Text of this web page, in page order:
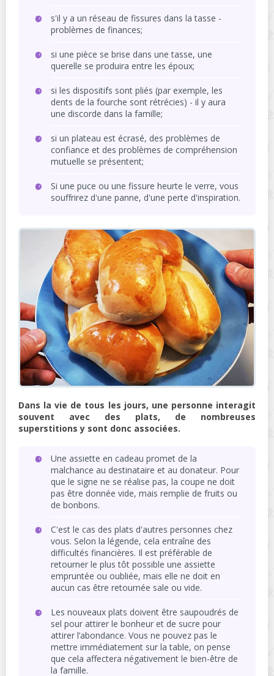
s'il y a un réseau de fissures dans la tasse -
problèmes de finances;
si une pièce se brise dans une tasse, une
querelle se produira entre les époux;
si les dispositifs sont pliés (par exemple, les
dents de la fourche sont rétrécies) - il y aura
une discorde dans la famille;
si un plateau est écrasé, des problèmes de
confiance et des problèmes de compréhension
mutuelle se présentent;
Si une puce ou une fissure heurte le verre, vous
souffrirez d'une panne, d'une perte d'inspiration.
Dans la vie de tous les jours, une personne interagit
souvent avec des plats, de nombreuses
superstitions y sont donc associées.
Une assiette en cadeau promet de la
malchance au destinataire et au donateur. Pour
que le signe ne se réalise pas, la coupe ne doit
pas être donnée vide, mais remplie de fruits ou
de bonbons.
C'est le cas des plats d'autres personnes chez
vous. Selon la légende, cela entraîne des
difficultés financières. Il est préférable de
retourner le plus tôt possible une assiette
empruntée ou oubliée, mais elle ne doit en
aucun cas être retournée sale ou vide.
Les nouveaux plats doivent être saupoudrés de
sel pour attirer le bonheur et de sucre pour
attirer l’abondance. Vous ne pouvez pas le
mettre immédiatement sur la table, on pense
que cela affectera négativement le bien-être de
la famille.